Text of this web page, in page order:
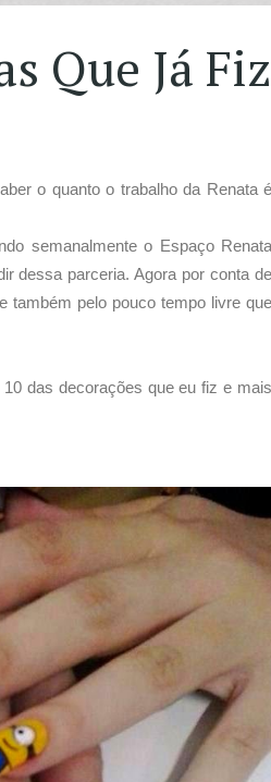
Que Já Fiz
o quanto o trabalho da Renata é
semanalmente o Espaço Renata
dessa parceria. Agora por conta de
também pelo pouco tempo livre que
das decorações que eu fiz e mais